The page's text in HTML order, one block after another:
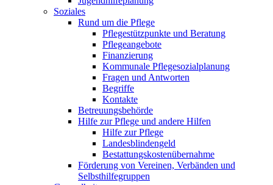
Soziales
Rund um die Pflege
Pflegestützpunkte und Beratung
Pflegeangebote
Finanzierung
Kommunale Pflegesozialplanung
Fragen und Antworten
Begriffe
Kontakte
Betreuungsbehörde
Hilfe zur Pflege und andere Hilfen
Hilfe zur Pflege
Landesblindengeld
Bestattungskosten­übernahme
Förderung von Vereinen, Verbänden und
Selbsthilfegruppen